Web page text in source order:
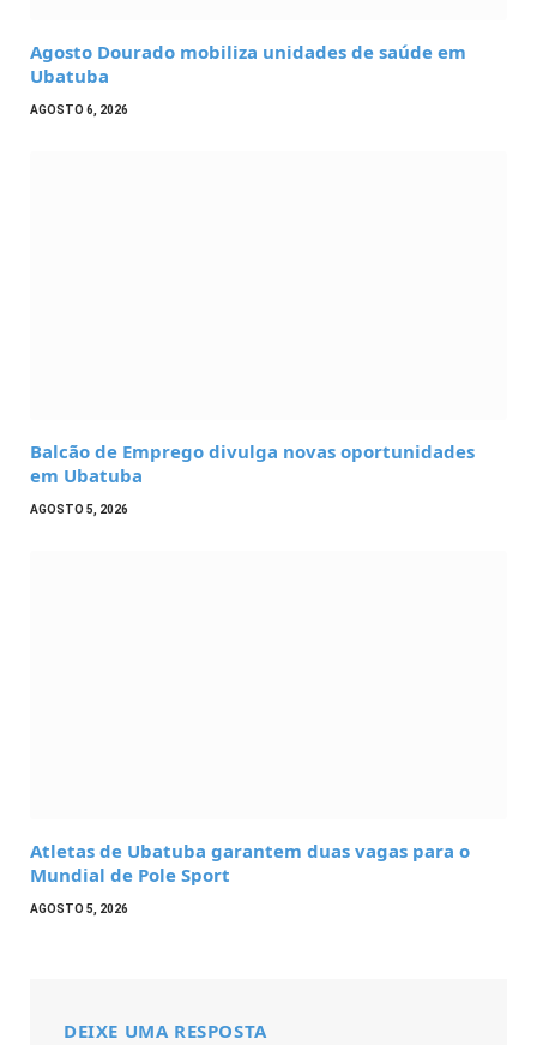
Agosto Dourado mobiliza unidades de saúde em
Ubatuba
AGOSTO 6, 2026
Balcão de Emprego divulga novas oportunidades
em Ubatuba
AGOSTO 5, 2026
Atletas de Ubatuba garantem duas vagas para o
Mundial de Pole Sport
AGOSTO 5, 2026
DEIXE UMA RESPOSTA